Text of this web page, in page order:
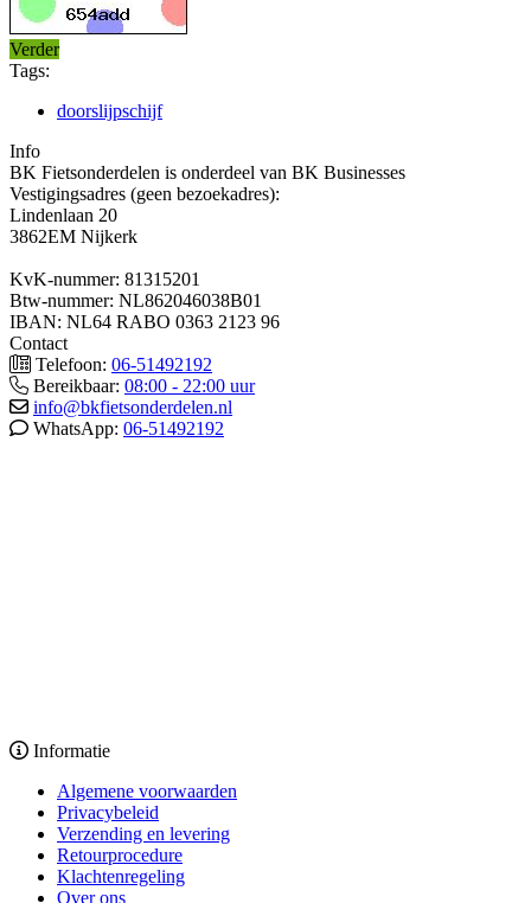
Verder
Tags:
doorslijpschijf
Info
BK Fietsonderdelen is onderdeel van BK Businesses
Vestigingsadres (geen bezoekadres):
Lindenlaan 20
3862EM Nijkerk
KvK-nummer: 81315201
Btw-nummer: NL862046038B01
IBAN: NL64 RABO 0363 2123 96
Contact
Telefoon: 06-51492192
Bereikbaar: 08:00 - 22:00 uur
info@bkfietsonderdelen.nl
WhatsApp: 06-51492192
Informatie
Algemene voorwaarden
Privacybeleid
Verzending en levering
Retourprocedure
Klachtenregeling
Over ons